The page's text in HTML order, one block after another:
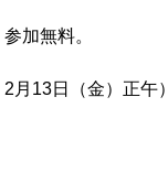
加無料。
月13日（金）正午）